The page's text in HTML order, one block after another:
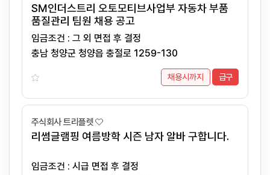
SM인더스트리 오토모티브사업부 자동차 부품
품질관리 팀원 채용 공고
임금조건 : 그 외 면접 후 결정
충남 청양군 청양읍 충절로 1259-130
채용시까지 급구
주식회사 트리플렛
리썸글램핑 여름방학 시즌 남자 알바 구합니다.
임금조건 : 시급 면접 후 결정